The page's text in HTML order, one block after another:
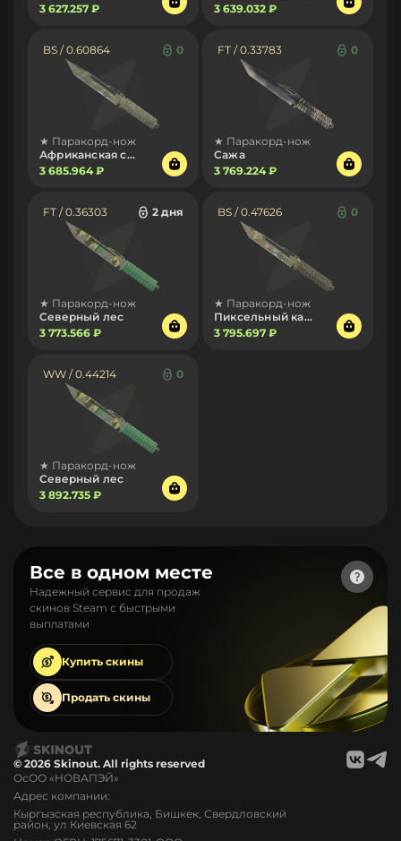
3 627.257 ₽
3 639.032 ₽
BS / 0.60864 0
★ Паракорд-нож
Африканская сетка
3 685.964 ₽
FT / 0.33783 0
★ Паракорд-нож
Сажа
3 769.224 ₽
FT / 0.36303 2 дня
★ Паракорд-нож
Северный лес
3 773.566 ₽
BS / 0.47626 0
★ Паракорд-нож
Пиксельный камуфляж «Лес»
3 795.697 ₽
WW / 0.44214 0
★ Паракорд-нож
Северный лес
3 892.735 ₽
Все в одном месте
Надежный сервис для продаж
скинов Steam с быстрыми
выплатами
Купить скины
Продать скины
© 2026 Skinout. All rights reserved
ОсОО «НОВАПЭЙ»
Адрес компании:
Кыргызская республика, Бишкек, Свердловский
район, ул Киевская 62